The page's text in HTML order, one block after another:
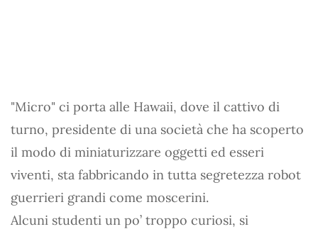
"Micro" ci porta alle Hawaii, dove il cattivo di
turno, presidente di una società che ha scoperto
il modo di miniaturizzare oggetti ed esseri
viventi, sta fabbricando in tutta segretezza robot
guerrieri grandi come moscerini.
Alcuni studenti un po’ troppo curiosi, si